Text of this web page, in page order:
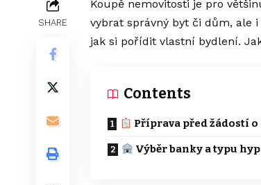
SHARE
Koupě nemovitosti je pro
vybrat správný byt či dům, ale
jak si pořídit vlastní bydlení.
Contents
Příprava před žádostí
Výběr banky a typu